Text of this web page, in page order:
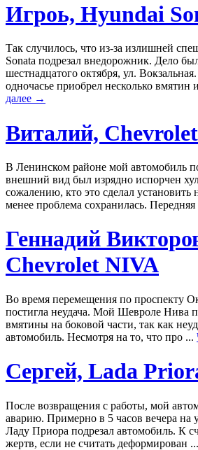
Игроь, Hyundai
Так случилось, что из-за излишней
Sonata подрезал внедорожник. Дело
шестнадцатого октября, ул.
одночасье приобрел несколько вмятин
далее →
Виталий,
В Ленинском районе мой автомобиль
внешний вид был изрядно испорчен
сожалению, кто это сделал установить
менее проблема сохранилась. Передняя
Геннадий
Chevrolet NIVA
Во время перемещения по проспекту
постигла неудача. Мой Шевроле Нива
вмятины на боковой части, так как
автомобиль. Несмотря на то, что про ...
Сергей, Lada
После возвращения с работы, мой
аварию. Примерно в 5 часов вечера
Ладу Приора подрезал автомобиль. К
жертв, если не считать деформирован ...